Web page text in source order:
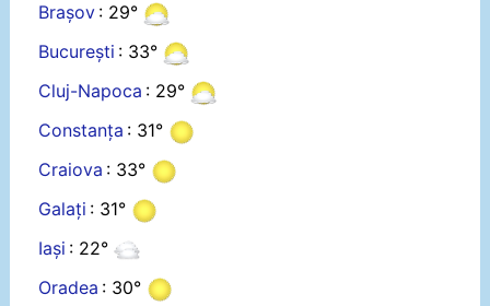
Brașov : 29°
București : 33°
Cluj-Napoca : 29°
Constanța : 31°
Craiova : 33°
Galați : 31°
Iași : 22°
Oradea : 30°